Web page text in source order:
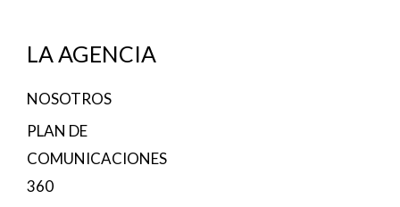
LA AGENCIA
NOSOTROS
PLAN DE
COMUNICACIONES
360